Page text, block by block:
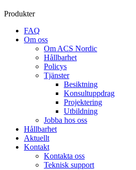
Produkter
FAQ
Om oss
Om ACS Nordic
Hållbarhet
Policys
Tjänster
Besiktning
Konsultuppdrag
Projektering
Utbildning
Jobba hos oss
Hållbarhet
Aktuellt
Kontakt
Kontakta oss
Teknisk support